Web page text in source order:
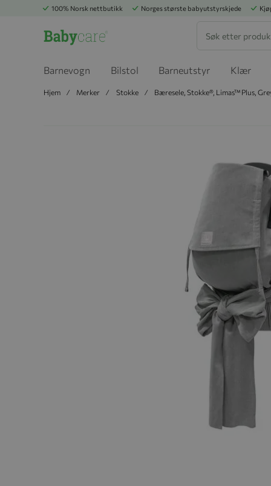
100% Norsk nettbutikk Norges største babyutstyrskjede
Barnevogn Bilstol Barneutstyr Klær
Hjem Merker Stokke Bæresele, Stokke®, Limas™ Plus,